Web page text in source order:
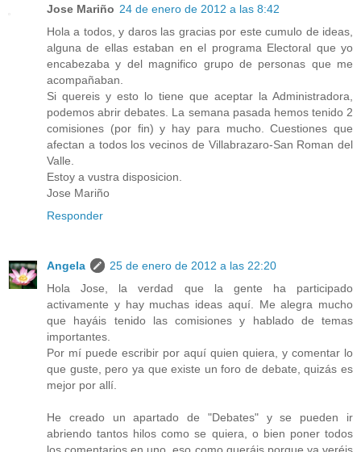
Jose Mariño 24 de enero de 2012 a las 8:42
Hola a todos, y daros las gracias por este cumulo de ideas,
alguna de ellas estaban en el programa Electoral que yo
encabezaba y del magnifico grupo de personas que me
acompañaban.
Si quereis y esto lo tiene que aceptar la Administradora,
podemos abrir debates. La semana pasada hemos tenido 2
comisiones (por fin) y hay para mucho. Cuestiones que
afectan a todos los vecinos de Villabrazaro-San Roman del
Valle.
Estoy a vustra disposicion.
Jose Mariño
Responder
Angela
25 de enero de 2012 a las 22:20
Hola Jose, la verdad que la gente ha participado
activamente y hay muchas ideas aquí. Me alegra mucho
que hayáis tenido las comisiones y hablado de temas
importantes.
Por mí puede escribir por aquí quien quiera, y comentar lo
que guste, pero ya que existe un foro de debate, quizás es
mejor por allí.
He creado un apartado de "Debates" y se pueden ir
abriendo tantos hilos como se quiera, o bien poner todos